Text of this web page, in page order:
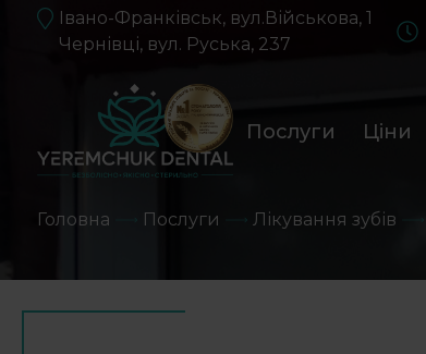
Івано-Франківськ, вул.Військова, 1
Чернівці, вул. Руська, 237
Послуги Ціни
Головна Послуги Лікування зубів